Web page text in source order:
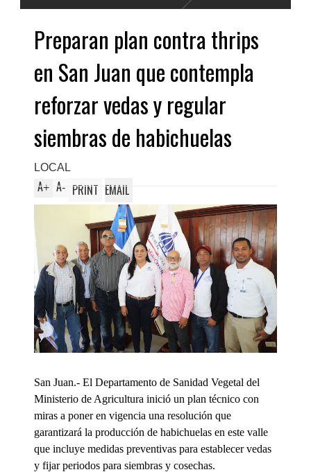
Preparan plan contra thrips
en San Juan que contempla
reforzar vedas y regular
siembras de habichuelas
LOCAL
A+ A- PRINT EMAIL
San Juan.- El Departamento de Sanidad Vegetal del
Ministerio de Agricultura inició un plan técnico con
miras a poner en vigencia una resolución que
garantizará la producción de habichuelas en este valle
que incluye medidas preventivas para establecer vedas
y fijar periodos para siembras y cosechas.